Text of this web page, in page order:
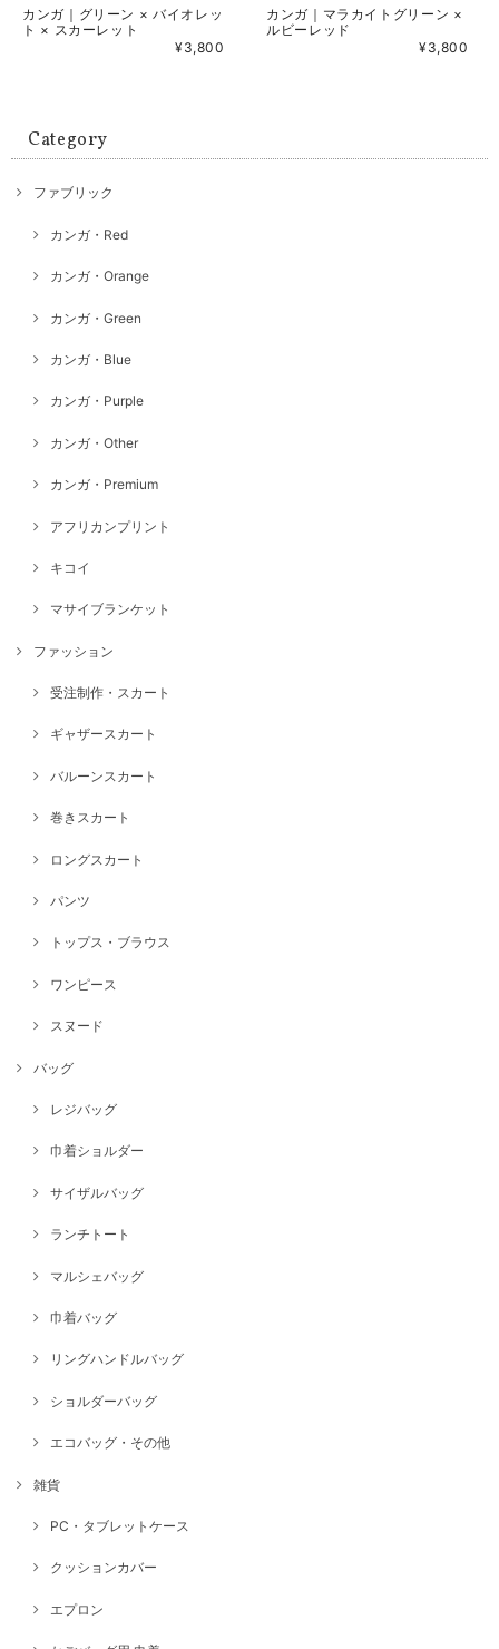
カンガ｜グリーン × バイオレッ
ト × スカーレット
¥3,800
カンガ｜マラカイトグリーン ×
ルビーレッド
¥3,800
Category
ファブリック
カンガ・Red
カンガ・Orange
カンガ・Green
カンガ・Blue
カンガ・Purple
カンガ・Other
カンガ・Premium
アフリカンプリント
キコイ
マサイブランケット
ファッション
受注制作・スカート
ギャザースカート
バルーンスカート
巻きスカート
ロングスカート
パンツ
トップス・ブラウス
ワンピース
スヌード
バッグ
レジバッグ
巾着ショルダー
サイザルバッグ
ランチトート
マルシェバッグ
巾着バッグ
リングハンドルバッグ
ショルダーバッグ
エコバッグ・その他
雑貨
PC・タブレットケース
クッションカバー
エプロン